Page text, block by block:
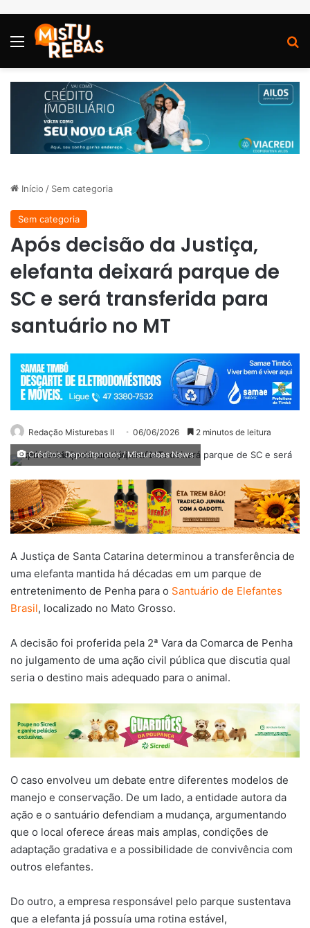
Menu
Início / Sem categoria
Sem categoria
Após decisão da Justiça,
elefanta deixará parque de
SC e será transferida para
santuário no MT
Redação Misturebas II 06/06/2026 2 minutos de leitura
Créditos: Depositphotos / Misturebas News
A Justiça de Santa Catarina determinou a transferência de
uma elefanta mantida há décadas em um parque de
entretenimento de Penha para o Santuário de Elefantes
Brasil, localizado no Mato Grosso.
A decisão foi proferida pela 2ª Vara da Comarca de Penha
no julgamento de uma ação civil pública que discutia qual
seria o destino mais adequado para o animal.
O caso envolveu um debate entre diferentes modelos de
manejo e conservação. De um lado, a entidade autora da
ação e o santuário defendiam a mudança, argumentando
que o local oferece áreas mais amplas, condições de
adaptação gradativa e a possibilidade de convivência com
outros elefantes.
Do outro, a empresa responsável pelo parque sustentava
que a elefanta já possuía uma rotina estável,